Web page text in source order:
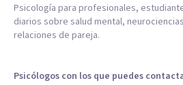
Psicología para profesionales,
diarios sobre salud mental,
relaciones de pareja.
Psicólogos con los que puedes